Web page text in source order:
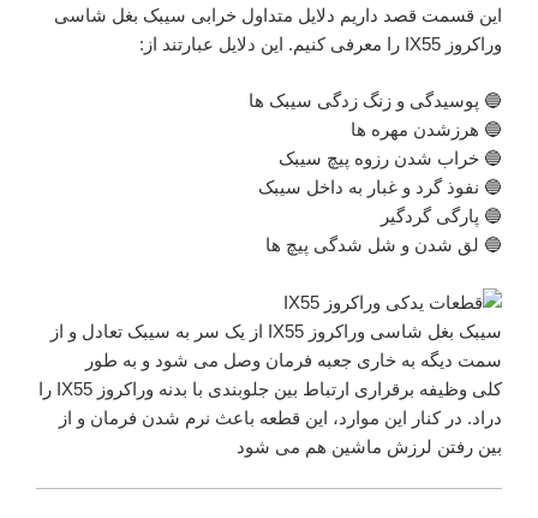
این قسمت قصد داریم دلایل متداول خرابی سیبک بغل شاسی
وراکروز IX55 را معرفی کنیم. این دلایل عبارتند از:
🔵 پوسیدگی و زنگ زدگی سیبک ها
🔵 هرزشدن مهره ها
🔵 خراب شدن رزوه پیچ سیبک
🔵 نفوذ گرد و غبار به داخل سیبک
🔵 پارگی گردگیر
🔵 لق شدن و شل شدگی پیچ ها
سیبک بغل شاسی وراکروز IX55 از یک سر به سیبک تعادل و از
سمت دیگه به خاری جعبه فرمان وصل می شود و به طور
کلی وظیفه برقراری ارتباط بین جلوبندی با بدنه وراکروز IX55 را
دراد. در کنار این موارد، این قطعه باعث نرم شدن فرمان و از
بین رفتن لرزش ماشین هم می شود